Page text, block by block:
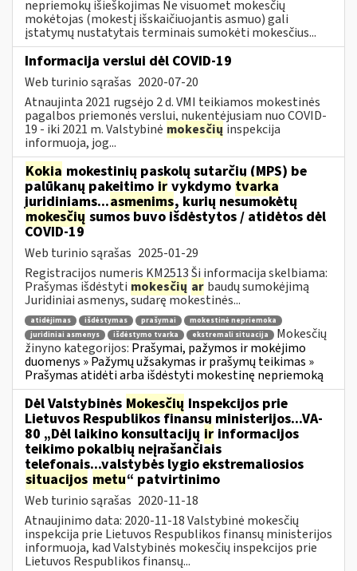
nepriemokų išieškojimas Ne visuomet mokesčių
mokėtojas (mokestį išskaičiuojantis asmuo) gali
įstatymų nustatytais terminais sumokėti mokesčius...
Informacija verslui dėl COVID-19
Web turinio sąrašas 2020-07-20
Atnaujinta 2021 rugsėjo 2 d. VMI teikiamos mokestinės
pagalbos priemonės verslui, nukentėjusiam nuo COVID-
19 - iki 2021 m. Valstybinė mokesčių inspekcija
informuoja, jog...
Kokia mokestinių paskolų sutarčių (MPS) be
palūkanų pakeitimo ir vykdymo tvarka
juridiniams...asmenims, kurių nesumokėtų
mokesčių sumos buvo išdėstytos / atidėtos dėl
COVID-19
Web turinio sąrašas 2025-01-29
Registracijos numeris KM2513 Ši informacija skelbiama:
Prašymas išdėstyti mokesčių ar baudų sumokėjimą
Juridiniai asmenys, sudarę mokestinės...
atidėjimas išdėstymas prašymai
mokestinė nepriemoka
juridiniai asmenys
išdėstymo tvarka ekstremali situacija
Mokesčių
žinyno kategorijos: Prašymai, pažymos ir mokėjimo
duomenys » Pažymų užsakymas ir prašymų teikimas »
Prašymas atidėti arba išdėstyti mokestinę nepriemoką
Dėl Valstybinės Mokesčių Inspekcijos prie
Lietuvos Respublikos finansų ministerijos...VA-
80 „Dėl laikino konsultacijų ir informacijos
teikimo pokalbių neįrašančiais
telefonais...valstybės lygio ekstremaliosios
situacijos metu“ patvirtinimo
Web turinio sąrašas 2020-11-18
Atnaujinimo data: 2020-11-18 Valstybinė mokesčių
inspekcija prie Lietuvos Respublikos finansų ministerijos
informuoja, kad Valstybinės mokesčių inspekcijos prie
Lietuvos Respublikos finansų...